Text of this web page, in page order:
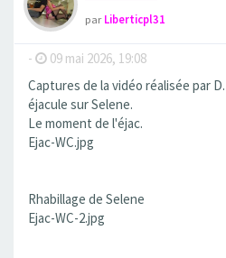
parLiberticpl31
- 09 mai 2026, 19:08
Captures de la vidéo réalisée par
éjacule sur Selene.
Le moment de l'éjac.
Ejac-WC.jpg
Rhabillage de Selene
Ejac-WC-2.jpg